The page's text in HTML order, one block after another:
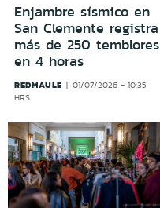
Enjambre sísmico en
San Clemente registra
más de 250 temblores
en 4 horas
REDMAULE
01/07/2026 - 10:35
HRS